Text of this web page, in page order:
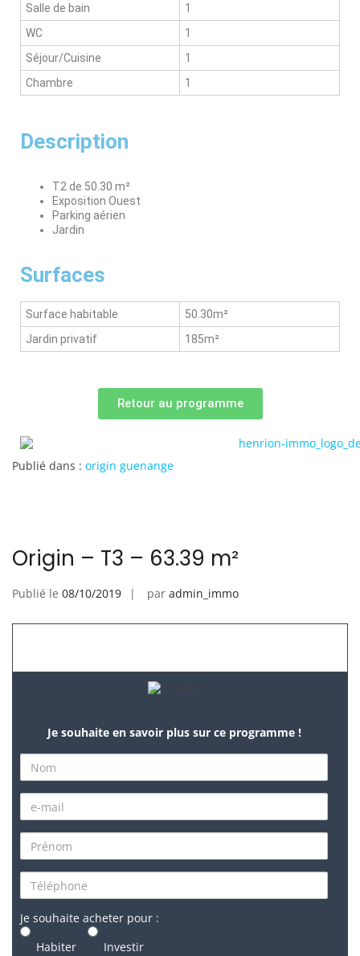
Salle de bain
1
WC
1
Séjour/Cuisine
1
Chambre
1
Description
T2 de 50.30 m²
Exposition Ouest
Parking aérien
Jardin
Surfaces
Surface habitable
50.30m²
Jardin privatif
185m²
Retour au programme
Publié dans : origin guenange
Origin – T3 – 63.39 m²
Publié le 08/10/2019 par admin_immo
Je souhaite en savoir plus sur ce programme !
Je souhaite acheter pour :
Habiter
Investir